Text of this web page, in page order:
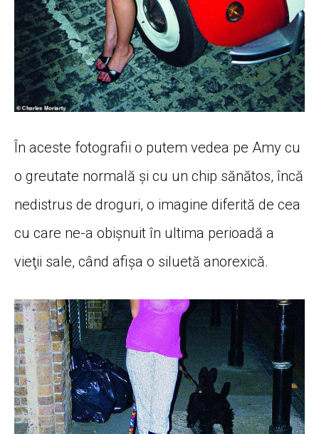
În aceste fotografii o putem vedea pe Amy cu
o greutate normală şi cu un chip sănătos, încă
nedistrus de droguri, o imagine diferită de cea
cu care ne-a obişnuit în ultima perioadă a
vieţii sale, când afişa o siluetă anorexică.